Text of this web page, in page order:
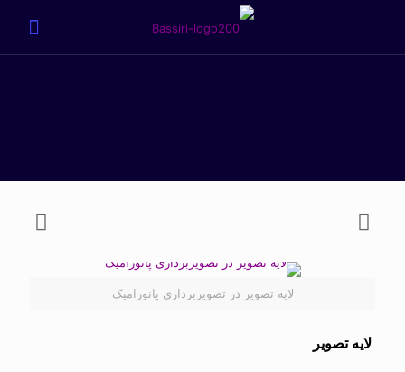
لایه تصویر در تصویربرداری پانورامیک
لایه تصویر